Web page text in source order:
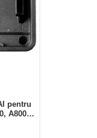
pentru
A800S